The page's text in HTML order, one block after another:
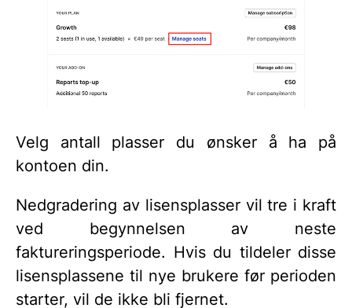
Velg antall plasser du ønsker å ha på
kontoen din.
Nedgradering av lisensplasser vil tre i kraft
ved begynnelsen av neste
faktureringsperiode. Hvis du tildeler disse
lisensplassene til nye brukere før perioden
starter, vil de ikke bli fjernet.